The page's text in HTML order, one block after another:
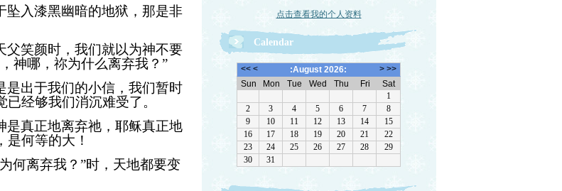
坠入漆黑幽暗的地狱，那是非
父笑颜时，我们就以为神不要
神哪，祢为什么离弃我？”
是出于我们的小信，我们暂时
经够我们消沉难受了。
是真正地离弃祂，耶稣真正地
何等的大！
何离弃我？ ”时，天地都要变
点击查看我的个人资料
Calendar